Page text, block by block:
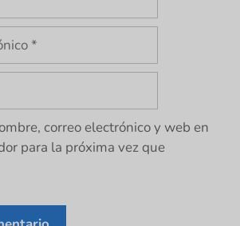
correo electrónico y web en
para la próxima vez que